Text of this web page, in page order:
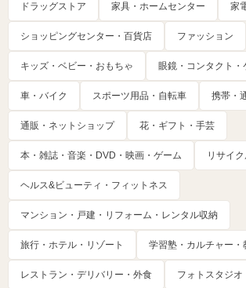
ドラッグストア 家具・ホームセンター 家
ショッピングセンター・百貨店 ファッション
キッズ・ベビー・おもちゃ 眼鏡・コンタクト・
車・バイク スポーツ用品・自転車 携帯・
通販・ネットショップ 花・ギフト・手芸
本・雑誌・音楽・DVD・映画・ゲーム リサイ
ヘルス&ビューティ・フィットネス
マンション・戸建・リフォーム・レンタル収納
旅行・ホテル・リゾート 学習塾・カルチャー・
レストラン・デリバリー・外食 フォトスタジ